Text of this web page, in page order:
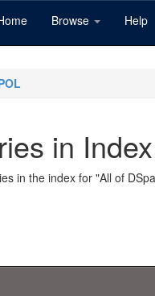
Browse Help
in Index
in the index for "All of